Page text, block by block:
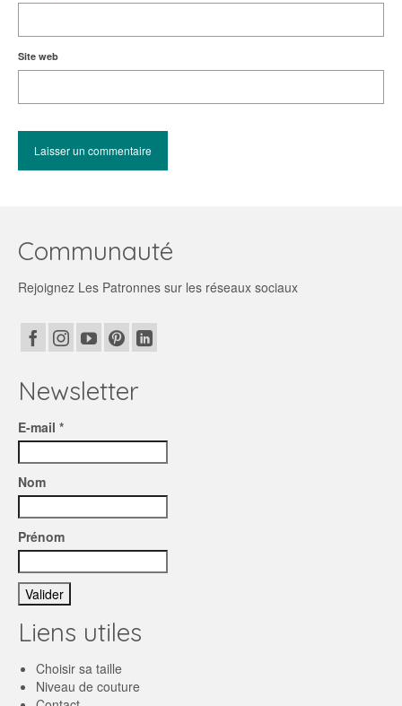
Site web
Communauté
Rejoignez Les Patronnes sur les réseaux sociaux
Newsletter
E-mail *
Nom
Prénom
Liens utiles
Choisir sa taille
Niveau de couture